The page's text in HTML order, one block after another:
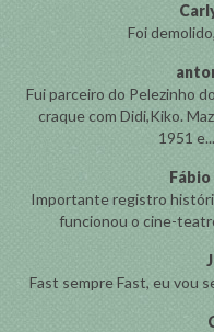
Foi
Fui parceiro do Pelezinho
craque com Didi,Kiko.
1951 e...
Importante registro
funcionou o cine-
Fast sempre Fast, eu vou